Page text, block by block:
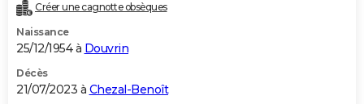
Créer une cagnotte obsèques
Naissance
25/12/1954 à Douvrin
Décès
21/07/2023 à Chezal-Benoît